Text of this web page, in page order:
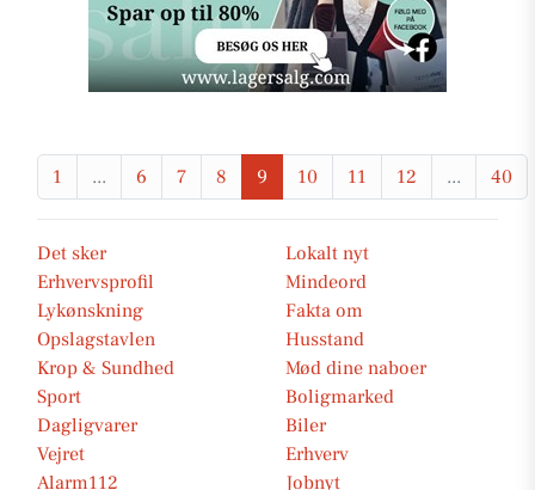
1 ... 6 7 8 9 10 11 12 ... 40
Det sker
Lokalt nyt
Erhvervsprofil
Mindeord
Lykønskning
Fakta om
Opslagstavlen
Husstand
Krop & Sundhed
Mød dine naboer
Sport
Boligmarked
Dagligvarer
Biler
Vejret
Erhverv
Alarm112
Jobnyt